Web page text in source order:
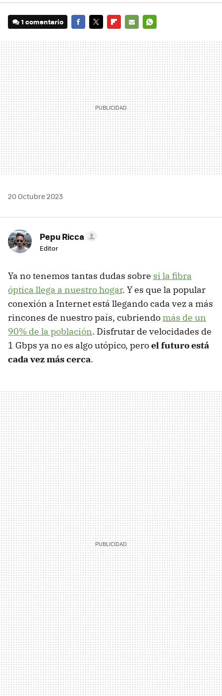
1 comentario
MAIL
20 Octubre 2023
Pepu Ricca
Editor
Ya no tenemos tantas dudas sobre si la fibra
óptica llega a nuestro hogar. Y es que la popular
conexión a Internet está llegando cada vez a más
rincones de nuestro país, cubriendo más de un
90% de la población. Disfrutar de velocidades de
1 Gbps ya no es algo utópico, peroel futuro está
cada vez más cerca.